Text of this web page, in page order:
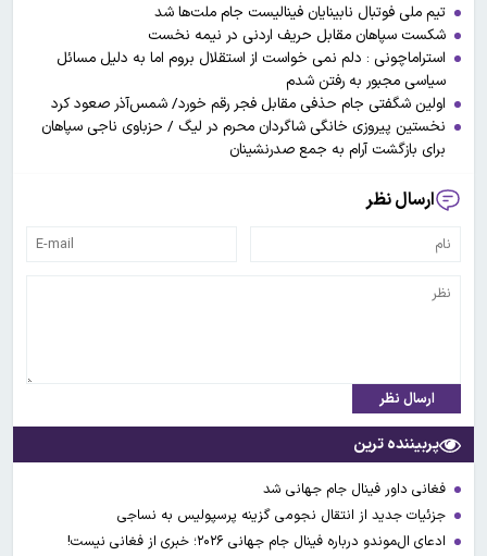
تیم ملی فوتبال نابینایان فینالیست جام ملت‌ها شد
شکست سپاهان مقابل حریف اردنی در نیمه نخست
استراماچونی : دلم نمی خواست از استقلال بروم اما به دلیل مسائل
سیاسی مجبور به رفتن شدم
اولین شگفتی جام حذفی مقابل فجر رقم خورد/ شمس‌آذر صعود کرد
نخستین پیروزی خانگی شاگردان محرم در لیگ / حزباوی ناجی سپاهان
برای بازگشت آرام به جمع صدرنشینان
ارسال نظر
ارسال نظر
پربیننده ترین
فغانی داور فینال جام جهانی شد
جزئیات جدید از انتقال نجومی گزینه پرسپولیس به نساجی
ادعای ال‌‍موندو درباره فینال جام جهانی ۲۰۲۶؛ خبری از فغانی نیست!